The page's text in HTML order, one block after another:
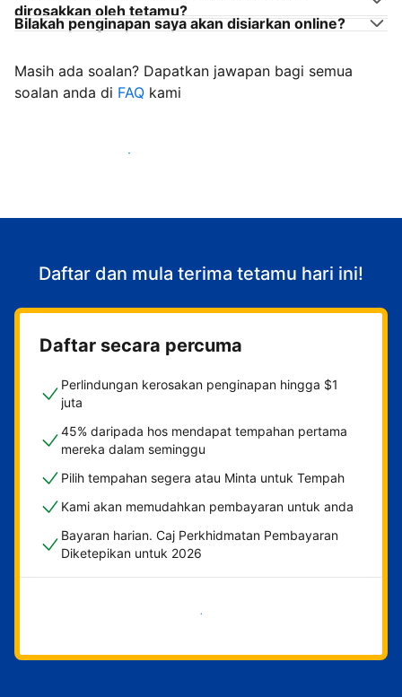
dirosakkan oleh tetamu?
Bilakah penginapan saya akan disiarkan online?
Masih ada soalan? Dapatkan jawapan bagi semua
soalan anda di FAQ kami
Mula mengalu-alukan tetamu
Daftar dan mula terima tetamu hari ini!
Daftar secara percuma
Perlindungan kerosakan penginapan hingga $1
juta
45% daripada hos mendapat tempahan pertama
mereka dalam seminggu
Pilih tempahan segera atau Minta untuk Tempah
Kami akan memudahkan pembayaran untuk anda
Bayaran harian. Caj Perkhidmatan Pembayaran
Diketepikan untuk 2026
Mulakan sekarang